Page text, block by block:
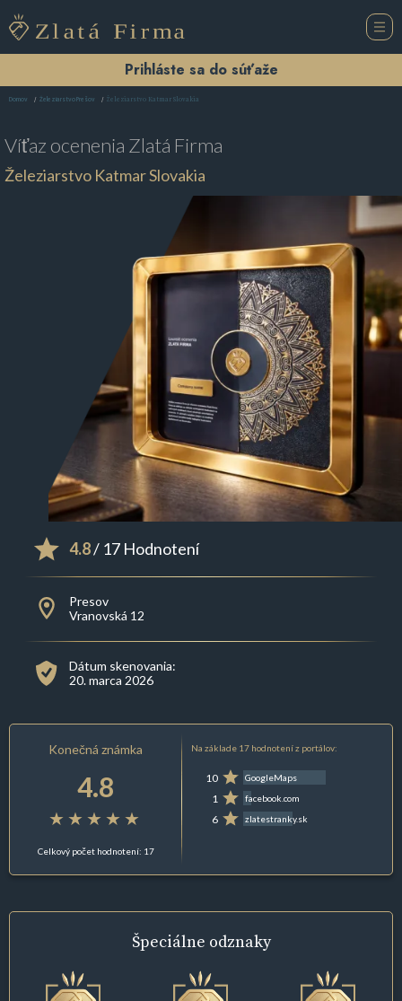
Prihláste sa do súťaže
Domov Železiarstvo Prešov Železiarstvo Katmar Slovakia
Víťaz ocenenia Zlatá Firma
Železiarstvo Katmar Slovakia
4.8/ 17 Hodnotení
Presov
Vranovská 12
Dátum skenovania:
20. marca 2026
Konečná známka
4.8
Celkový počet hodnotení: 17
Na základe 17 hodnotení z portálov:
10 GoogleMaps
1 facebook.com
6 zlatestranky.sk
Špeciálne odznaky